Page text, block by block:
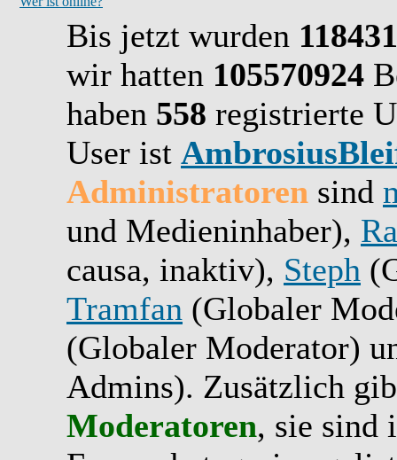
Bis jetzt wurden 118431
wir hatten 105570924
haben 558 registrierte
User ist
Administratoren sind
und Medieninhaber),
causa, inaktiv), Steph
Tramfan (Globaler
(Globaler Moderator)
Admins). Zusätzlich
Moderatoren, sie sind